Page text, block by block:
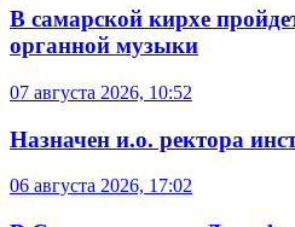
В самарской кирхе
органной музыки
07 августа 2026, 10:52
Назначен и.о. ректора
06 августа 2026, 17:02